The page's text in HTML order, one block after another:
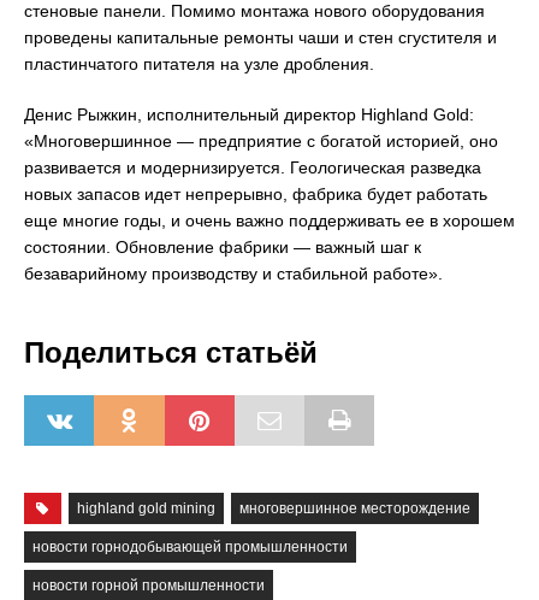
стеновые панели. Помимо монтажа нового оборудования
проведены капитальные ремонты чаши и стен сгустителя и
пластинчатого питателя на узле дробления.
Денис Рыжкин, исполнительный директор Highland Gold:
«Многовершинное — предприятие с богатой историей, оно
развивается и модернизируется. Геологическая разведка
новых запасов идет непрерывно, фабрика будет работать
еще многие годы, и очень важно поддерживать ее в хорошем
состоянии. Обновление фабрики — важный шаг к
безаварийному производству и стабильной работе».
Поделиться статьёй
highland gold mining многовершинное месторождение
новости горнодобывающей промышленности
новости горной промышленности